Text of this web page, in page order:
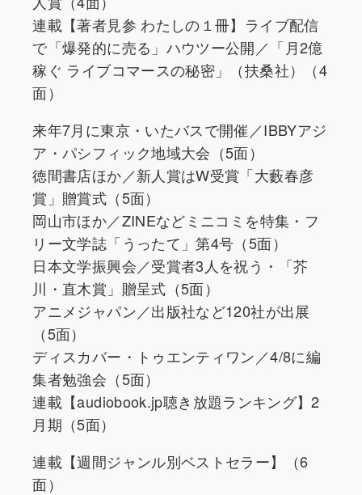
連載【著者見参 わたしの１冊】ライブ配信
で「爆発的に売る」ハウツー公開／「月2億
稼ぐ ライブコマースの秘密」（扶桑社）（4
面）
来年7月に東京・いたバスで開催／IBBYアジ
ア・パシフィック地域大会（5面）
徳間書店ほか／新人賞はW受賞「大藪春彦
賞」贈賞式（5面）
岡山市ほか／ZINEなどミニコミを特集・フ
リー文学誌「うったて」第4号（5面）
日本文学振興会／受賞者3人を祝う・「芥
川・直木賞」贈呈式（5面）
アニメジャパン／出版社など120社が出展
（5面）
ディスカバー・トゥエンティワン／4/8に編
集者勉強会（5面）
連載【audiobook.jp聴き放題ランキング】2
月期（5面）
連載【週間ジャンル別ベストセラー】（6
面）